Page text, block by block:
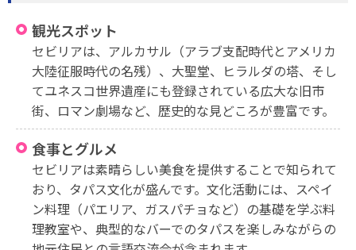
観光スポット
セビリアは、アルカサル（アラブ支配時代とアメリカ
大陸征服時代の名残）、大聖堂、ヒラルダの塔、そし
てユネスコ世界遺産にも登録されている広大な旧市
街、ロマン劇場など、歴史的な見どころが豊富です。
食事とグルメ
セビリアは素晴らしい美食を提供することで知られて
おり、タパス文化が盛んです。文化活動には、スペイ
ン料理（パエリア、ガスパチョなど）の基礎を学ぶ料
理教室や、典型的なバーでのタパスを楽しみながらの